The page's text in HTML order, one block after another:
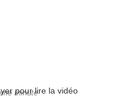
pour lire la vidéo
minute